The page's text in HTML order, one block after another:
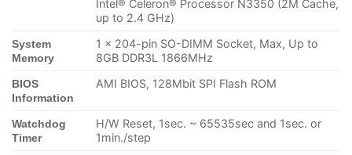
Intel® Celeron® Processor N3350 (2M Cache,
up to 2.4 GHz)
System
Memory
1 x 204-pin SO-DIMM Socket, Max, Up to
8GB DDR3L 1866MHz
BIOS
Information
AMI BIOS, 128Mbit SPI Flash ROM
Watchdog
Timer
H/W Reset, 1sec. ~ 65535sec and 1sec. or
1min./step